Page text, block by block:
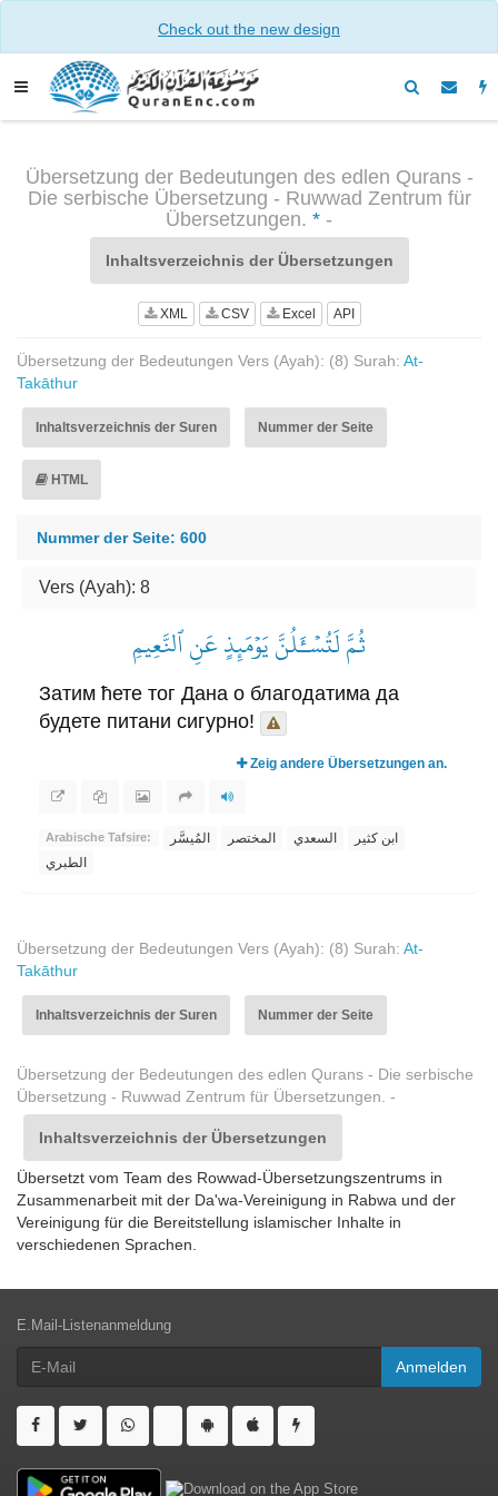
Check out the new design
Übersetzung der Bedeutungen des edlen Qurans -
Die serbische Übersetzung - Ruwwad Zentrum für
Übersetzungen. * -
Inhaltsverzeichnis der Übersetzungen
XML CSV Excel API
Übersetzung der Bedeutungen Vers (Ayah): (8) Surah: At-
Takāthur
Inhaltsverzeichnis der Suren Nummer der Seite
HTML
Nummer der Seite: 600
Vers (Ayah): 8
ثُمَّ لَتُسۡـَٔلُنَّ يَوۡمَئِذٍ عَنِ ٱلنَّعِيمِ
Затим ћете тог Дана о благодатима да
будете питани сигурно!
Zeig andere Übersetzungen an.
Arabische Tafsire: المُيسَّر المختصر السعدي
ابن كثير
الطبري
Übersetzung der Bedeutungen Vers (Ayah): (8) Surah: At-
Takāthur
Inhaltsverzeichnis der Suren Nummer der Seite
Übersetzung der Bedeutungen des edlen Qurans - Die serbische
Übersetzung - Ruwwad Zentrum für Übersetzungen. -
Inhaltsverzeichnis der Übersetzungen
Übersetzt vom Team des Rowwad-Übersetzungszentrums in
Zusammenarbeit mit der Da'wa-Vereinigung in Rabwa und der
Vereinigung für die Bereitstellung islamischer Inhalte in
verschiedenen Sprachen.
E.Mail-Listenanmeldung
Anmelden